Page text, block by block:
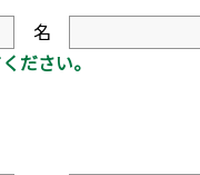
名
ださい。